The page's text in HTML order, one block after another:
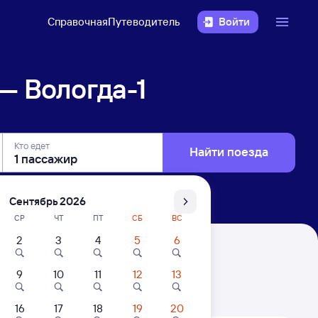
СправочнаяПутеводитель Войти
1
Кто едет Найти поезда
Цены за 1 пассажира
Сентябрь 2026
СР ЧТ ПТ СБ ВС
2 3 4 5 6
9 10 11 12 13
16 17 18 19 20